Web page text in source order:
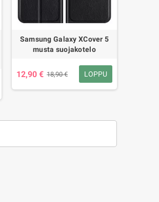
Samsung Galaxy XCover 5
musta suojakotelo
12,90 € 18,90 € LOPPU